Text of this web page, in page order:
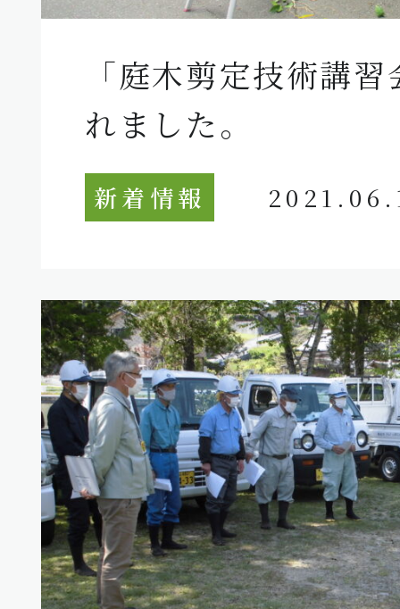
「庭木剪定技術講
れました。
新着情報